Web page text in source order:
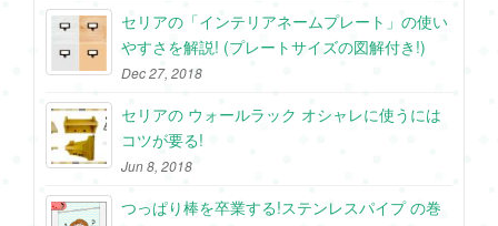
セリアの「インテリアネームプレート」の使い
やすさを解説! (プレートサイズの図解付き!)
Dec 27, 2018
セリアの ウォールラック オシャレに使うには
コツが要る!
Jun 8, 2018
つっぱり棒を卒業する!ステンレスパイプ の巻